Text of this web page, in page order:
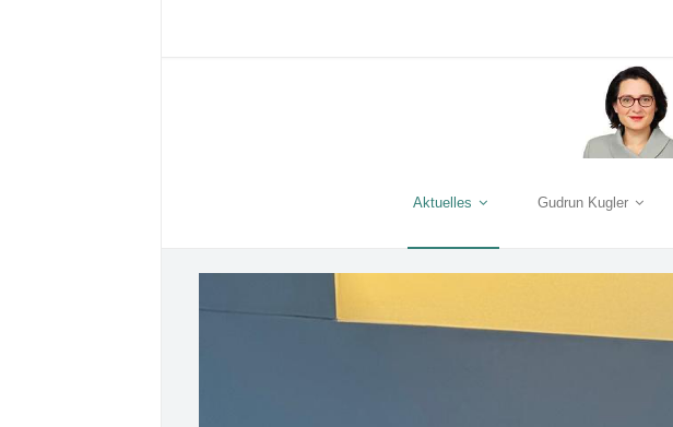
Aktuelles Gudrun Kugler